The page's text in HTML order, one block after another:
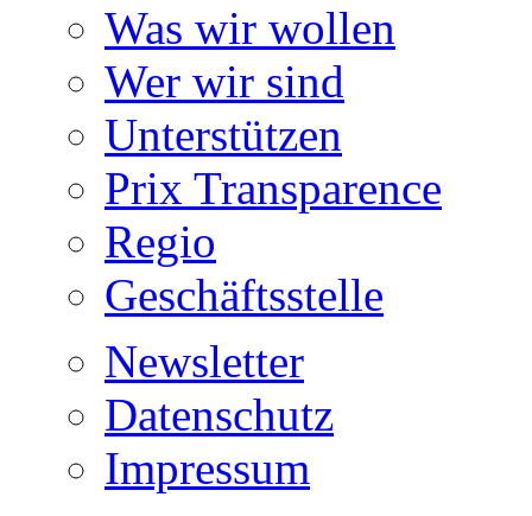
Was wir wollen
Wer wir sind
Unterstützen
Prix Transparence
Regio
Geschäftsstelle
Newsletter
Datenschutz
Impressum